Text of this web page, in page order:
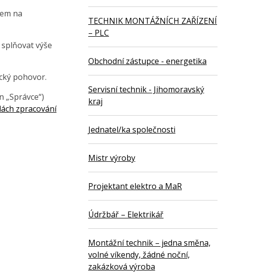
na
výše
pohovor.
„Správce“)
zpracování
TECHNIK MONTÁŽNÍCH ZAŘÍZENÍ
– PLC
Obchodní zástupce - energetika
Servisní technik - Jihomoravský
kraj
Jednatel/ka společnosti
Mistr výroby
Projektant elektro a MaR
Údržbář – Elektrikář
Montážní technik – jedna směna,
volné víkendy, žádné noční,
zakázková výroba